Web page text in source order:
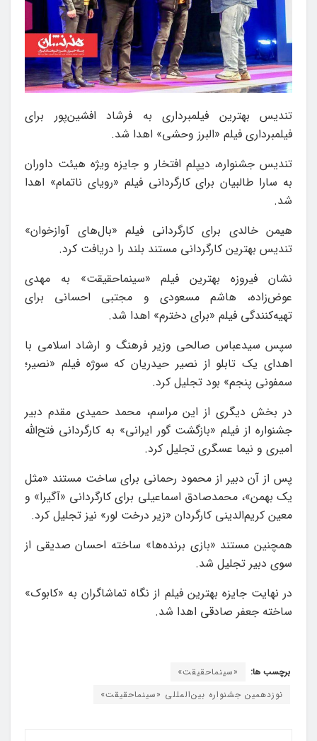
تندیس بهترین فیلمبرداری به فرشاد افشین‌پور برای
فیلمبرداری فیلم «البرز وحشی» اهدا شد.
تندیس جشنواره، دیپلم افتخار و جایزه ویژه هیئت داوران
به سارا طالبیان برای کارگردانی فیلم «رویای ناتمام» اهدا
شد.
هیمن خالدی برای کارگردانی فیلم «بال‌های آوازخوان»
تندیس بهترین کارگردانی مستند بلند را دریافت کرد.
نشان فیروزه بهترین فیلم «سینماحقیقت» به مهدی
عوض‌زاده، هاشم مسعودی و مجتبی احسانی برای
تهیه‌کنندگی فیلم «برای دخترم» اهدا شد.
سپس سیدعباس صالحی وزیر فرهنگ‌ و ارشاد اسلامی با
اهدای یک تابلو از نصیر حیدریان که سوژه فیلم «نصیر؛
سمفونی پنجم» بود تجلیل کرد.
در بخش دیگری از این مراسم، محمد حمیدی مقدم دبیر
جشنواره از فیلم «بازگشت گور ایرانی» به کارگردانی فتح‌الله
امیری و نیما عسگری تجلیل کرد.
پس از آن دبیر از محمود رحمانی برای ساخت مستند «مثل
یک بهمن»، محمدصادق اسماعیلی برای کارگردانی «آگیرا» و
معین کریم‌الدینی کارگردان «زیر درخت لور» نیز تجلیل کرد.
همچنین مستند «بازی برنده‌ها» ساخته احسان صدیقی از
سوی دبیر تجلیل شد.
در نهایت جایزه بهترین فیلم از نگاه تماشاگران به «کابوک»
ساخته جعفر صادقی اهدا شد.
برچسب ها:
«سینماحقیقت»
نوزدهمین جشنواره بین‌المللی «سینماحقیقت»